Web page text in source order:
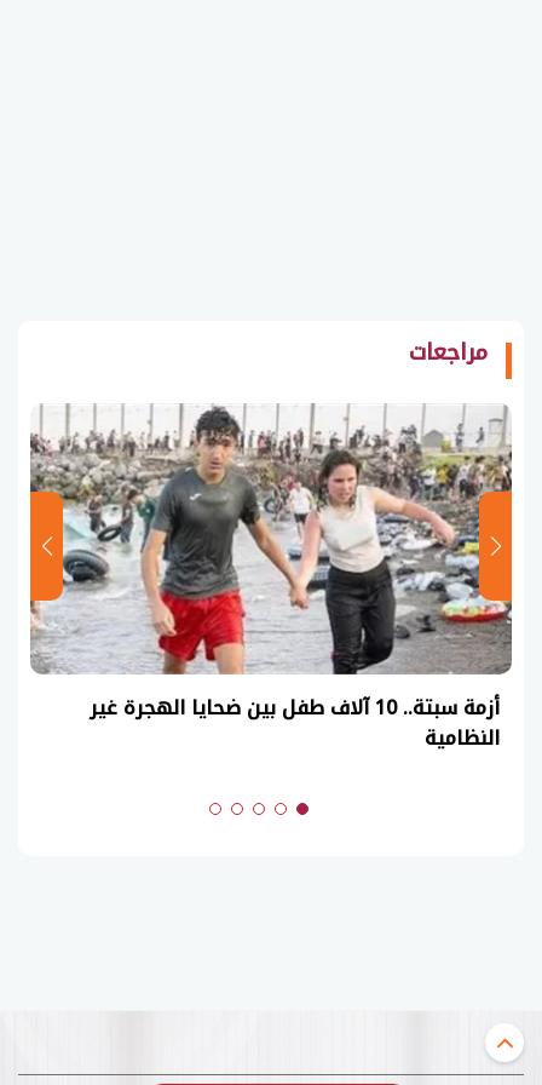
مراجعات
أزمة سبتة.. 10 آلاف طفل بين ضحايا الهجرة غير
النظامية